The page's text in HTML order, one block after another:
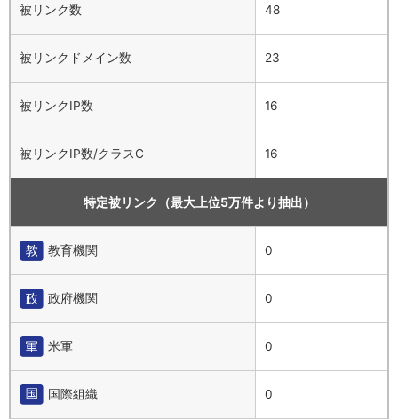
被リンク数 48
被リンクドメイン数 23
被リンクIP数 16
被リンクIP数/クラスC 16
特定被リンク（最大上位5万件より抽出）
教育機関 0
政府機関 0
米軍 0
国際組織 0